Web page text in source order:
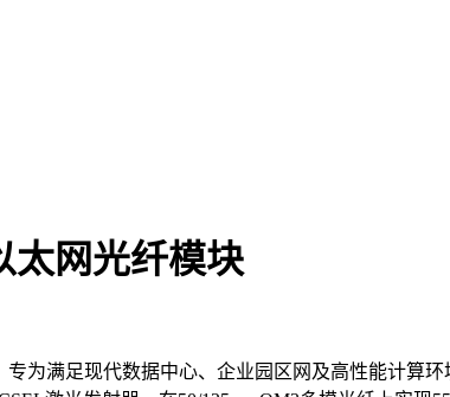
太网光纤模块
为满足现代数据中心、企业园区网及高性能计算